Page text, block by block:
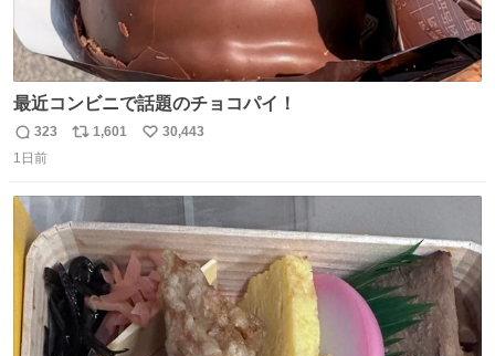
最近コンビニで話題のチョコパイ！
返
信
323
リ
ト
数
1,601
い
30,443
1日前